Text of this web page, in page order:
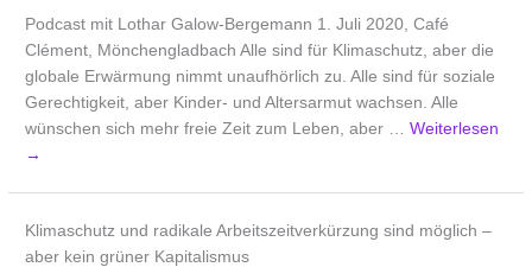
Podcast mit Lothar Galow-Bergemann 1. Juli 2020, Café
Clément, Mönchengladbach Alle sind für Klimaschutz, aber die
globale Erwärmung nimmt unaufhörlich zu. Alle sind für soziale
Gerechtigkeit, aber Kinder- und Altersarmut wachsen. Alle
wünschen sich mehr freie Zeit zum Leben, aber …Weiterlesen
→
Klimaschutz und radikale Arbeitszeitverkürzung sind möglich –
aber kein grüner Kapitalismus